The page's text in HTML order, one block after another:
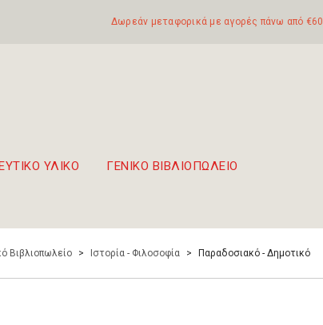
Δωρεάν μεταφορικά με αγορές πάνω από €60
ΥΛΙΚΟ ΓΕΝΙΚΟ ΒΙΒΛΙΟΠΩΛΕΙΟ
Βιβλιοπωλείο > Ιστορία - Φιλοσοφία > Παραδοσιακό - Δημοτικό